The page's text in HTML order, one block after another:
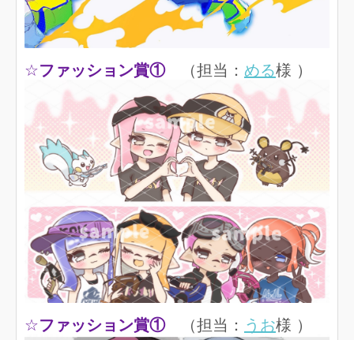
☆ファッション賞①（担当： める様 ）
☆ファッション賞①（担当： うお様 ）